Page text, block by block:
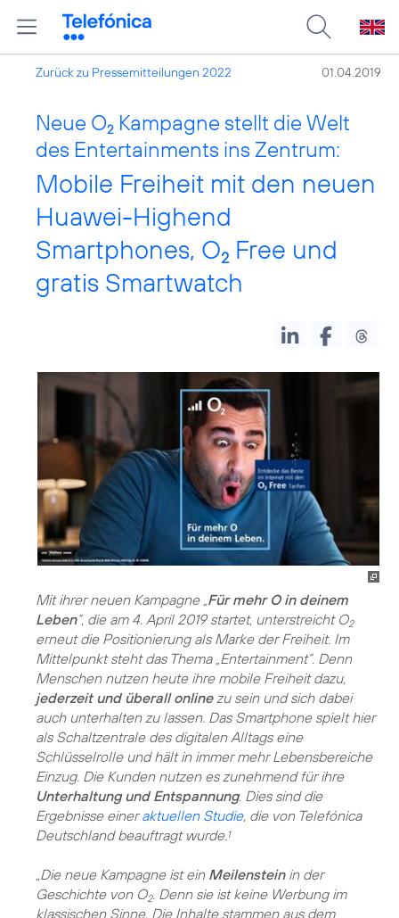
Zurück zu Pressemitteilungen 2022 01.04.2019
Neue O2 Kampagne stellt die Welt
des Entertainments ins Zentrum:
Mobile Freiheit mit den neuen
Huawei-Highend
Smartphones, O2 Free und
gratis Smartwatch
Mit ihrer neuen Kampagne „ Für mehr O in deinem
Leben“, die am 4. April 2019 startet, unterstreicht O2
erneut die Positionierung als Marke der Freiheit. Im
Mittelpunkt steht das Thema „Entertainment“. Denn
Menschen nutzen heute ihre mobile Freiheit dazu,
jederzeit und überall onlinezu sein und sich dabei
auch unterhalten zu lassen. Das Smartphone spielt hier
als Schaltzentrale des digitalen Alltags eine
Schlüsselrolle und hält in immer mehr Lebensbereiche
Einzug. Die Kunden nutzen es zunehmend für ihre
Unterhaltung und Entspannung. Dies sind die
Ergebnisse eineraktuellen Studie, die von Telefónica
Deutschland beauftragt wurde. 1
„Die neue Kampagne ist ein Meilenstein in der
Geschichte von O2. Denn sie ist keine Werbung im
klassischen Sinne. Die Inhalte stammen aus dem